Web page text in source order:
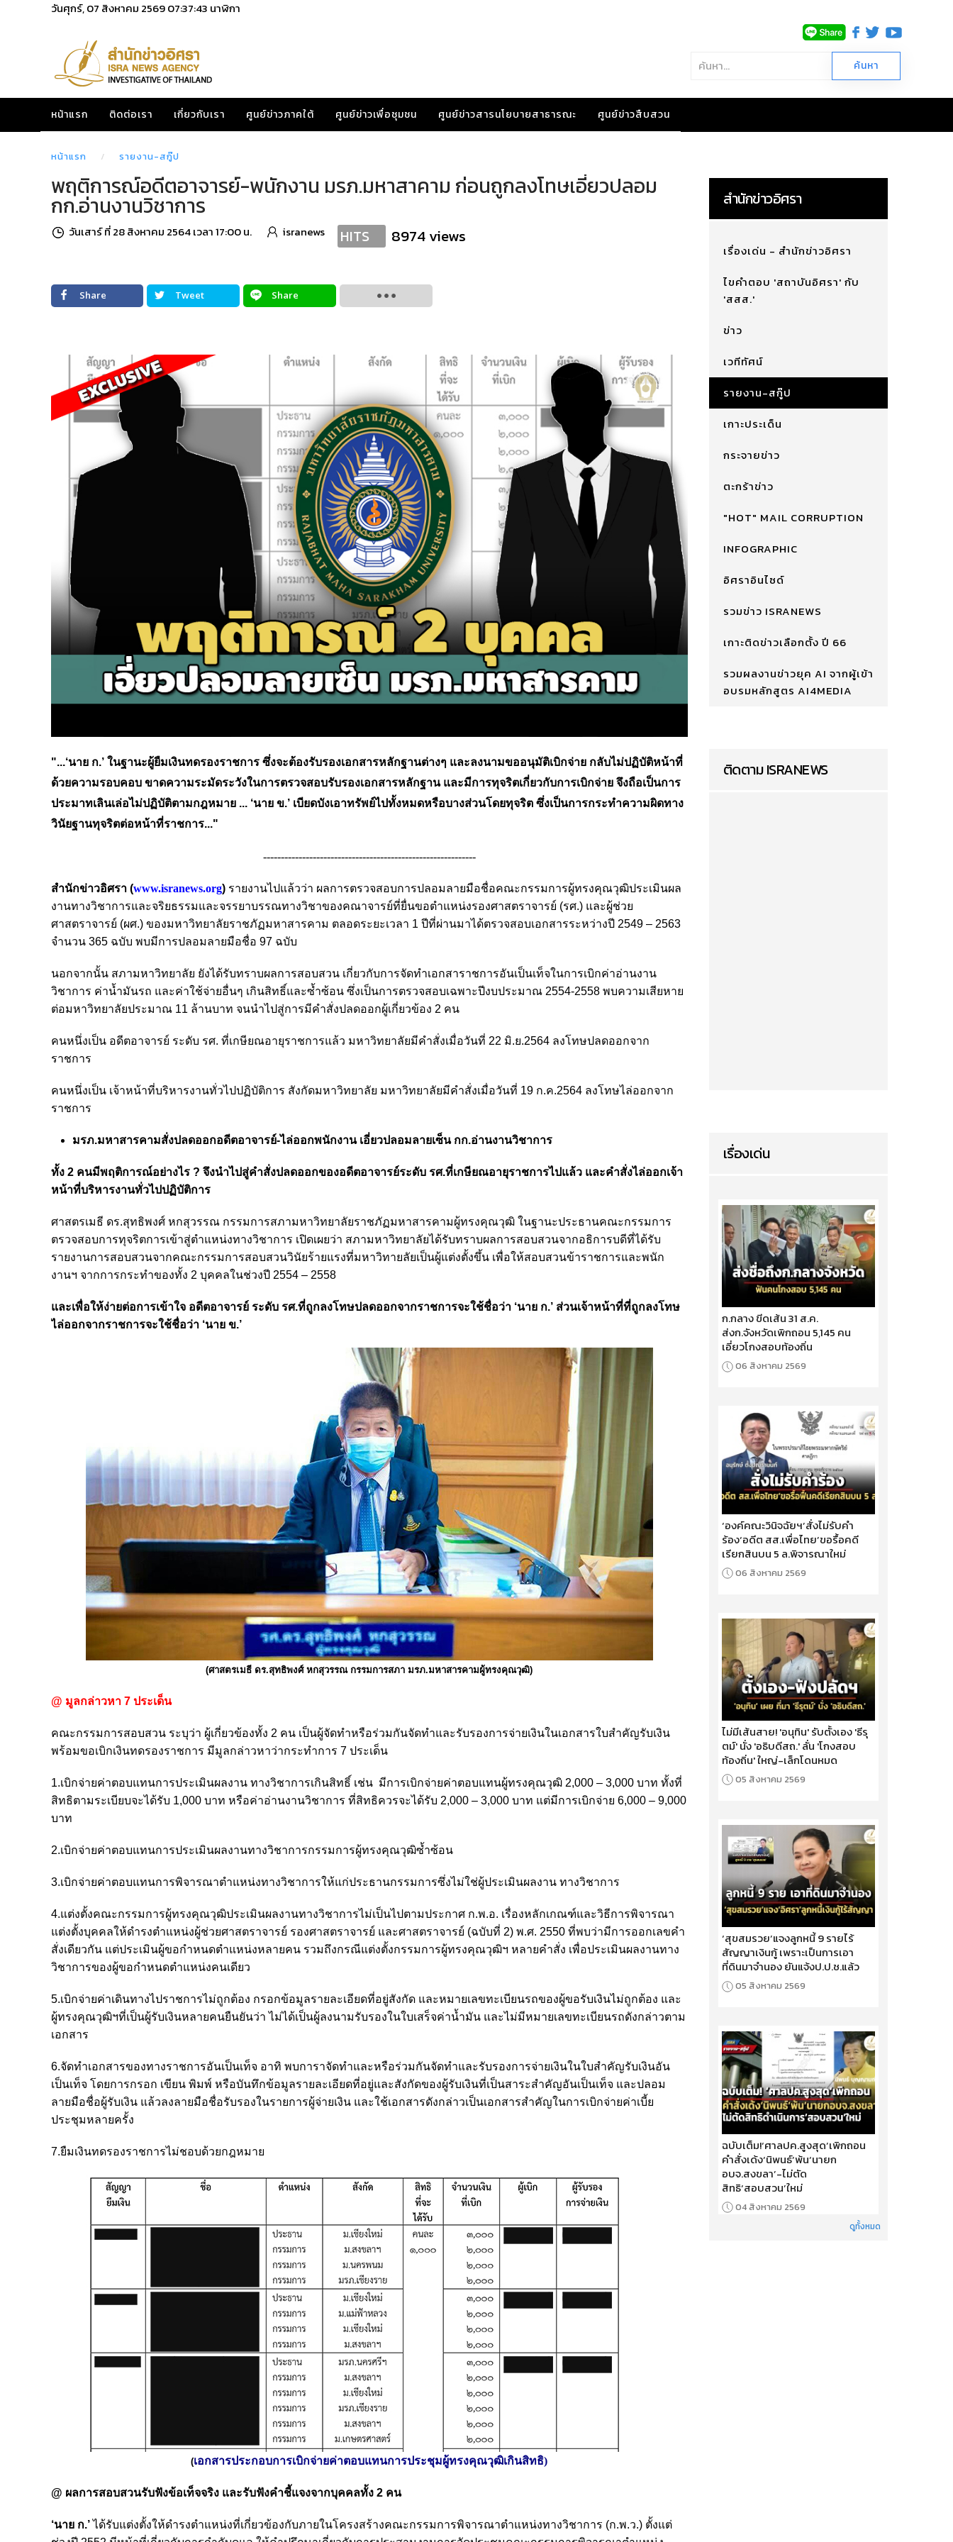
วันศุกร์, 07 สิงหาคม 256907:37:44 นาฬิกา
หน้าแรก ติดต่อเรา เกี่ยวกับเรา ศูนย์ข่าวภาคใต้ ศูนย์ข่าวเพื่อชุมชน ศูนย์ข่าวสารนโยบายสาธารณะ ศูนย์ข่าวสืบสวน
หน้าแรก รายงาน-สกู๊ป
พฤติการณ์อดีตอาจารย์-พนักงาน มรภ.มหาสาคาม ก่อนถูกลงโทษเอี่ยวปลอม
กก.อ่านงานวิชาการ
วันเสาร์ ที่ 28 สิงหาคม 2564 เวลา 17:00 น. isranews HITS 8974 views
Share Tweet Share
"...‘นาย ก.’ ในฐานะผู้ยืมเงินทดรองราชการ ซึ่งจะต้องรับรองเอกสารหลักฐานต่างๆ และลงนามขออนุมัติเบิกจ่าย กลับไม่ปฏิบัติหน้าที่
ด้วยความรอบคอบ ขาดความระมัดระวังในการตรวจสอบรับรองเอกสารหลักฐาน และมีการทุจริตเกี่ยวกับการเบิกจ่าย จึงถือเป็นการ
ประมาทเลินเล่อไม่ปฏิบัติตามกฎหมาย ... ‘นาย ข.’ เบียดบังเอาทรัพย์ไปทั้งหมดหรือบางส่วนโดยทุจริต ซึ่งเป็นการกระทำความผิดทาง
วินัยฐานทุจริตต่อหน้าที่ราชการ..."
------------------------------------------------------------
สำนักข่าวอิศรา (www.isranews.org) รายงานไปแล้วว่า ผลการตรวจสอบการปลอมลายมือชื่อคณะกรรมการผู้ทรงคุณวุฒิประเมินผล
งานทางวิชาการและจริยธรรมและจรรยาบรรณทางวิชาของคณาจารย์ที่ยื่นขอตำแหน่งรองศาสตราจารย์ (รศ.) และผู้ช่วย
ศาสตราจารย์ (ผศ.) ของมหาวิทยาลัยราชภัฏมหาสารคาม ตลอดระยะเวลา 1 ปีที่ผ่านมาได้ตรวจสอบเอกสารระหว่างปี 2549 – 2563
จำนวน 365 ฉบับ พบมีการปลอมลายมือชื่อ 97 ฉบับ
นอกจากนั้น สภามหาวิทยาลัย ยังได้รับทราบผลการสอบสวน เกี่ยวกับการจัดทำเอกสาราชการอันเป็นเท็จในการเบิกค่าอ่านงาน
วิชาการ ค่าน้ำมันรถ และค่าใช้จ่ายอื่นๆ เกินสิทธิ์และซ้ำซ้อน ซึ่งเป็นการตรวจสอบเฉพาะปีงบประมาณ 2554-2558 พบความเสียหาย
ต่อมหาวิทยาลัยประมาณ 11 ล้านบาท จนนำไปสู่การมีคำสั่งปลดออกผู้เกี่ยวข้อง 2 คน
คนหนึ่งเป็น อดีตอาจารย์ ระดับ รศ. ที่เกษียณอายุราชการแล้ว มหาวิทยาลัยมีคำสั่งเมื่อวันที่ 22 มิ.ย.2564 ลงโทษปลดออกจาก
ราชการ
คนหนึ่งเป็น เจ้าหน้าที่บริหารงานทั่วไปปฏิบัติการ สังกัดมหาวิทยาลัย มหาวิทยาลัยมีคำสั่งเมื่อวันที่ 19 ก.ค.2564 ลงโทษไล่ออกจาก
ราชการ
มรภ.มหาสารคามสั่งปลดออกอดีตอาจารย์-ไล่ออกพนักงาน เอี่ยวปลอมลายเซ็น กก.อ่านงานวิชาการ
ทั้ง 2 คนมีพฤติการณ์อย่างไร ? จึงนำไปสู่คำสั่งปลดออกของอดีตอาจารย์ระดับ รศ.ที่เกษียณอายุราชการไปแล้ว และคำสั่งไล่ออกเจ้า
หน้าที่บริหารงานทั่วไปปฏิบัติการ
ศาสตรเมธี ดร.สุทธิพงศ์ หกสุวรรณ กรรมการสภามหาวิทยาลัยราชภัฏมหาสารคามผู้ทรงคุณวุฒิ ในฐานะประธานคณะกรรมการ
ตรวจสอบการทุจริตการเข้าสู่ตำแหน่งทางวิชาการ เปิดเผยว่า สภามหาวิทยาลัยได้รับทราบผลการสอบสวนจากอธิการบดีที่ได้รับ
รายงานการสอบสวนจากคณะกรรมการสอบสวนวินัยร้ายแรงที่มหาวิทายลัยเป็นผู้แต่งตั้งขึ้น เพื่อให้สอบสวนข้าราชการและพนัก
งานฯ จากการกระทำของทั้ง 2 บุคคลในช่วงปี 2554 – 2558
และเพื่อให้ง่ายต่อการเข้าใจ อดีตอาจารย์ ระดับ รศ.ที่ถูกลงโทษปลดออกจากราชการจะใช้ชื่อว่า ‘นาย ก.’ ส่วนเจ้าหน้าที่ที่ถูกลงโทษ
ไล่ออกจากราชการจะใช้ชื่อว่า ‘นาย ข.’
(ศาสตรเมธี ดร.สุทธิพงศ์ หกสุวรรณ กรรมการสภา มรภ.มหาสารคามผู้ทรงคุณวุฒิ)
@ มูลกล่าวหา 7 ประเด็น
คณะกรรมการสอบสวน ระบุว่า ผู้เกี่ยวข้องทั้ง 2 คน เป็นผู้จัดทำหรือร่วมกันจัดทำและรับรองการจ่ายเงินในเอกสารใบสำคัญรับเงิน
พร้อมขอเบิกเงินทดรองราชการ มีมูลกล่าวหาว่ากระทำการ 7 ประเด็น
1.เบิกจ่ายค่าตอบแทนการประเมินผลงาน ทางวิชาการเกินสิทธิ์ เช่น มีการเบิกจ่ายค่าตอบแทนผู้ทรงคุณวุฒิ 2,000 – 3,000 บาท ทั้งที่
สิทธิตามระเบียบจะได้รับ 1,000 บาท หรือค่าอ่านงานวิชาการ ที่สิทธิควรจะได้รับ 2,000 – 3,000 บาท แต่มีการเบิกจ่าย 6,000 – 9,000
บาท
2.เบิกจ่ายค่าตอบแทนการประเมินผลงานทางวิชาการกรรมการผู้ทรงคุณวุฒิซ้ำซ้อน
3.เบิกจ่ายค่าตอบแทนการพิจารณาตำแหน่งทางวิชาการให้แก่ประธานกรรมการซึ่งไม่ใช่ผู้ประเมินผลงาน ทางวิชาการ
4.แต่งตั้งคณะกรรมการผู้ทรงคุณวุฒิประเมินผลงานทางวิชาการไม่เป็นไปตามประกาศ ก.พ.อ. เรื่องหลักเกณฑ์และวิธีการพิจารณา
แต่งตั้งบุคคลให้ดำรงตำแหน่งผู้ช่วยศาสตราจารย์ รองศาสตราจารย์ และศาสตราจารย์ (ฉบับที่ 2) พ.ศ. 2550 ที่พบว่ามีการออกเลขคำ
สั่งเดียวกัน แต่ประเมินผู้ขอกำหนดตำแหน่งหลายคน รวมถึงกรณีแต่งตั้งกรรมการผู้ทรงคุณวุฒิฯ หลายคำสั่ง เพื่อประเมินผลงานทาง
วิชาการของผู้ขอกำหนดตำแหน่งคนเดียว
5.เบิกจ่ายค่าเดินทางไปราชการไม่ถูกต้อง กรอกข้อมูลรายละเอียดที่อยู่สังกัด และหมายเลขทะเบียนรถของผู้ขอรับเงินไม่ถูกต้อง และ
ผู้ทรงคุณวุฒิฯที่เป็นผู้รับเงินหลายคนยืนยันว่า ไม่ได้เป็นผู้ลงนามรับรองในใบเสร็จค่าน้ำมัน และไม่มีหมายเลขทะเบียนรถดังกล่าวตาม
เอกสาร
6.จัดทำเอกสารของทางราชการอันเป็นเท็จ อาทิ พบการาจัดทำและหรือร่วมกันจัดทำและรับรองการจ่ายเงินในใบสำคัญรับเงินอัน
เป็นเท็จ โดยการกรอก เขียน พิมพ์ หรือบันทึกข้อมูลรายละเอียดที่อยู่และสังกัดของผู้รับเงินที่เป็นสาระสำคัญอันเป็นเท็จ และปลอม
ลายมือชื่อผู้รับเงิน แล้วลงลายมือชื่อรับรองในรายการผู้จ่ายเงิน และใช้เอกสารดังกล่าวเป็นเอกสารสำคัญในการเบิกจ่ายค่าเบี้ย
ประชุมหลายครั้ง
7.ยืมเงินทดรองราชการไม่ชอบด้วยกฎหมาย
(เอกสารประกอบการเบิกจ่ายค่าตอบแทนการประชุมผู้ทรงคุณวุฒิเกินสิทธิ)
@ ผลการสอบสวนรับฟังข้อเท็จจริง และรับฟังคำชี้แจงจากบุคคลทั้ง 2 คน
‘นาย ก.’ได้รับแต่งตั้งให้ดำรงตำแหน่งที่เกี่ยวข้องกับภายในโครงสร้างคณะกรรมการพิจารณาตำแหน่งทางวิชาการ (ก.พ.ว.) ตั้งแต่
สำนักข่าวอิศรา
เรื่องเด่น - สำนักข่าวอิศรา
ไขคำตอบ 'สถาบันอิศรา' กับ
'สสส.'
ข่าว
เวทีทัศน์
รายงาน-สกู๊ป
เกาะประเด็น
กระจายข่าว
ตะกร้าข่าว
"HOT" MAIL CORRUPTION
INFOGRAPHIC
อิศราอินไซด์
รวมข่าว ISRANEWS
เกาะติดข่าวเลือกตั้ง ปี 66
รวมผลงานข่าวยุค AI จากผู้เข้า
อบรมหลักสูตร AI4MEDIA
ติดตาม ISRANEWS
เรื่องเด่น
ก.กลาง ขีดเส้น 31 ส.ค.
ส่งก.จังหวัดเพิกถอน 5,145 คน
เอี่ยวโกงสอบท้องถิ่น
06 สิงหาคม 2569
‘องค์คณะวินิจฉัยฯ’สั่งไม่รับคำ
ร้อง‘อดีต สส.เพื่อไทย’ขอรื้อคดี
เรียกสินบน 5 ล.พิจารณาใหม่
06 สิงหาคม 2569
ไม่มีเส้นสาย! 'อนุทิน' รับตั้งเอง 'ธีรุ
ตม์' นั่ง 'อธิบดีสถ.' ลั่น 'โกงสอบ
ท้องถิ่น' ใหญ่-เล็กโดนหมด
05 สิงหาคม 2569
‘สุขสมรวย’แจงลูกหนี้ 9 รายไร้
สัญญาเงินกู้ เพราะเป็นการเอา
ที่ดินมาจำนอง ยันแจ้งป.ป.ช.แล้ว
05 สิงหาคม 2569
ฉบับเต็ม!‘ศาลปค.สูงสุด’เพิกถอน
คำสั่งเด้ง‘นิพนธ์’พ้น‘นายก
อบจ.สงขลา’-ไม่ตัด
สิทธิ‘สอบสวน’ใหม่
04 สิงหาคม 2569
ดูทั้งหมด